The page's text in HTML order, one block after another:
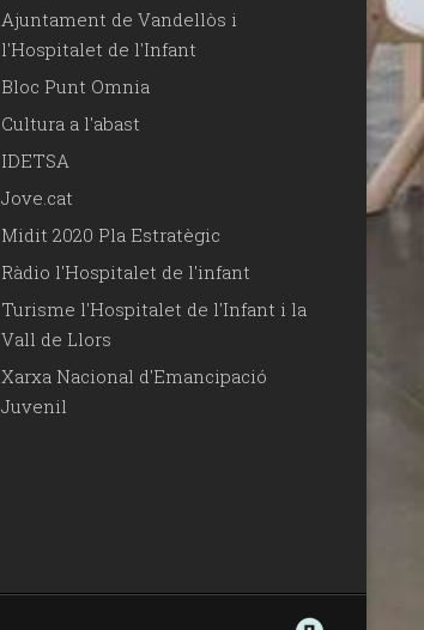
Ajuntament de Vandellòs i
l'Hospitalet de l'Infant
Bloc Punt Omnia
Cultura a l'abast
IDETSA
Jove.cat
Midit 2020 Pla Estratègic
Ràdio l'Hospitalet de l'infant
Turisme l'Hospitalet de l'Infant i la
Vall de Llors
Xarxa Nacional d'Emancipació
Juvenil